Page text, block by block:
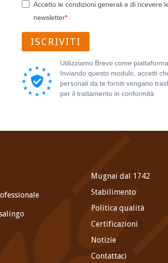
Accetto le condizioni generali e di ricevere
newsletter
ISCRIVITI
Utilizziamo Brevo come
Inviando questo modulo, accetti
personali da te forniti vengano
per il trattamento in conformità
Mugnai dal 1742
Stabilimento
Politica qualità
Certificazioni
Notizie
Contattaci